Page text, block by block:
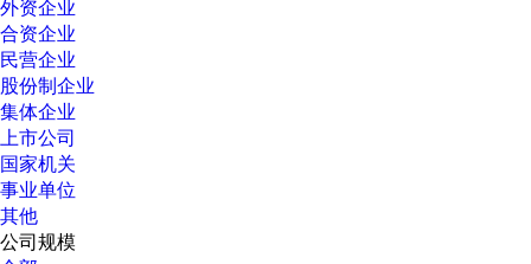
外资企业
合资企业
民营企业
股份制企业
集体企业
上市公司
国家机关
事业单位
其他
公司规模